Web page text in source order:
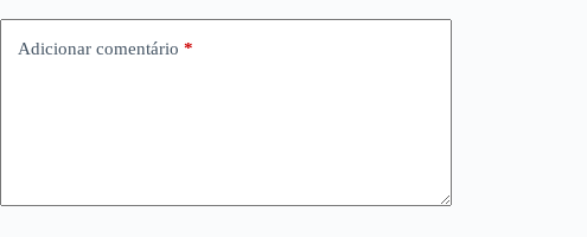
Adicionar comentário *